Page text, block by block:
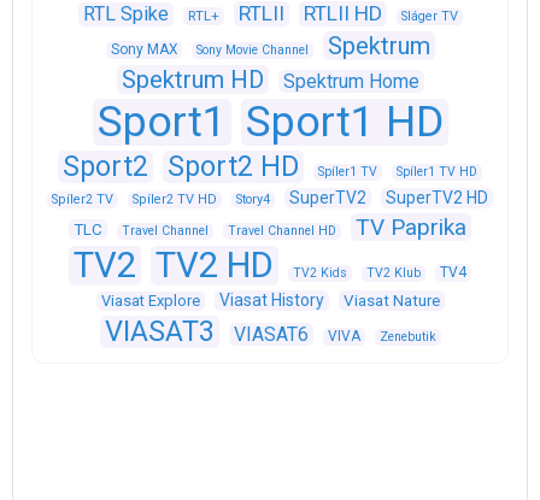
RTL Spike RTL+ RTLII RTLII HD Sláger TV
Sony MAX Sony Movie Channel
Spektrum
Spektrum HD
Spektrum Home
Sport1 Sport1 HD
Sport2 Sport2 HD Spíler1 TV
Spíler1 TV HD
Spíler2 TV
Spíler2 TV HD Story4 SuperTV2 SuperTV2 HD
TLC Travel Channel Travel Channel HD TV Paprika
TV2 TV2 HD TV2 Kids TV2 Klub TV4
Viasat Explore Viasat History Viasat Nature
VIASAT3 VIASAT6 VIVA Zenebutik